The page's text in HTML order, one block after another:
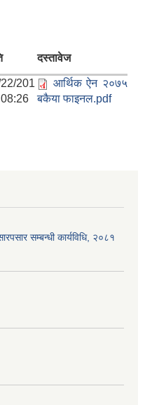
दस्तावेज
201
आर्थिक ऐन २०७५
बकैया फाइनल.pdf
सम्बन्धी कार्यविधि, २०८१